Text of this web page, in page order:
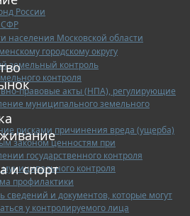
России
СФР
населения Московской области
городскому округу
земельный контроль
контроля
правовые акты (НПА), регулирующие
муниципального земельного
рисками причинения вреда (ущерба)
законом ценностям при
государственного контроля
муниципального контроля
профилактики
сведений и документов, которые могут
у контролируемого лица
и спорт